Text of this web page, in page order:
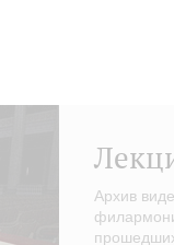
Архив